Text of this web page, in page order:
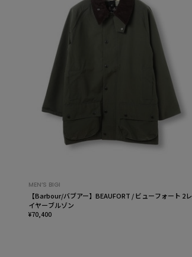
MEN’S BIGI
【Barbour/バブアー】BEAUFORT / ビューフォート 2レ
イヤーブルゾン
¥70,400